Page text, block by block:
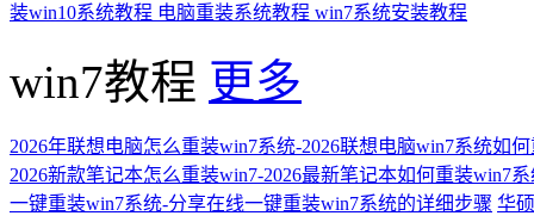
装win10系统教程 电脑重装系统教程 win7系统安装教程
win7教程 更多
2026年联想电脑怎么重装win7系统-2026联想电脑win7系统如
2026新款笔记本怎么重装win7-2026最新笔记本如何重装win7
一键重装win7系统-分享在线一键重装win7系统的详细步骤 华